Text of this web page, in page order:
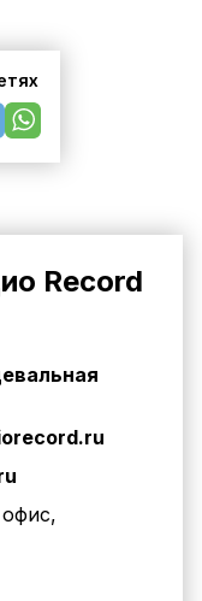
Record
,